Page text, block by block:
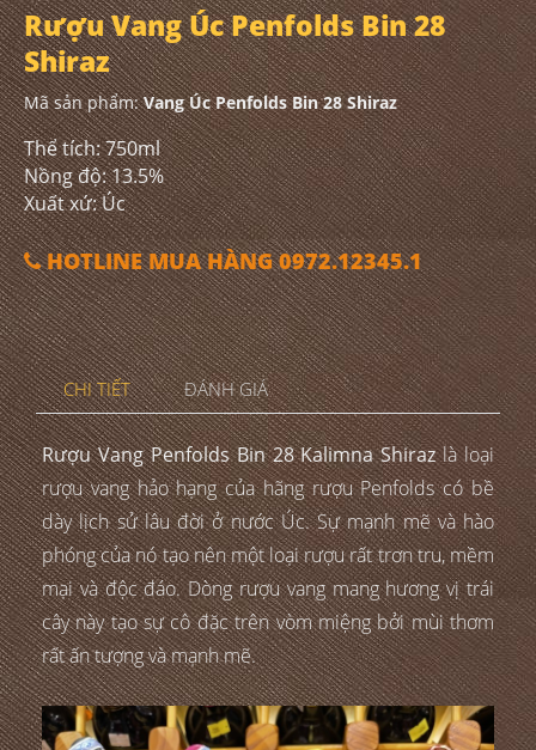
Rượu Vang Úc Penfolds Bin 28
Shiraz
Mã sản phẩm:Vang Úc Penfolds Bin 28 Shiraz
Thể tích: 750ml
Nồng độ: 13.5%
Xuất xứ: Úc
HOTLINE MUA HÀNG 0972.12345.1
CHI TIẾT ĐÁNH GIÁ
Rượu Vang Penfolds Bin 28 Kalimna Shirazlà loại
rượu vang hảo hạng của hãng rượu Penfolds có bề
dày lịch sử lâu đời ở nước Úc. Sự mạnh mẽ và hào
phóng của nó tạo nên một loại rượu rất trơn tru, mềm
mại và độc đáo. Dòng rượu vang mang hương vị trái
cây này tạo sự cô đặc trên vòm miệng bởi mùi thơm
rất ấn tượng và mạnh mẽ.